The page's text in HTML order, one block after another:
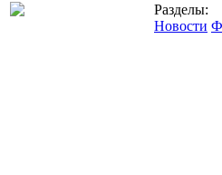
Разделы:
Новости